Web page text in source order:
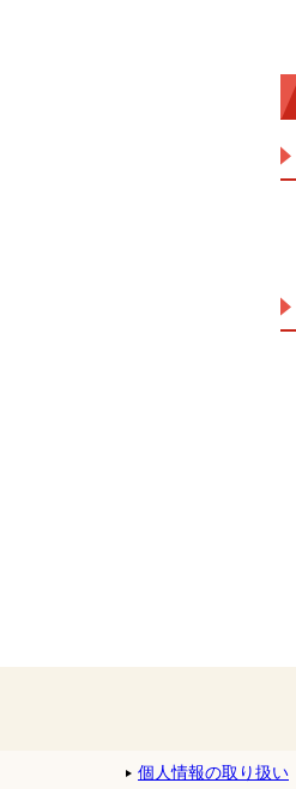
個人情報の取り扱い